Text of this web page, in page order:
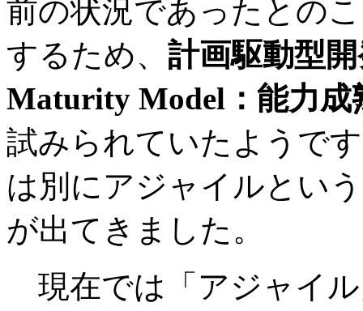
前の状況であったとの
するため、 計画駆動型
Maturity Model：能力成
試みられていたようで
は別にアジャイルとい
が出てきました。
現在では「アジャイ